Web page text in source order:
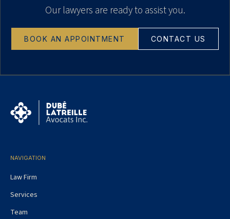
Our lawyers are ready to assist you.
BOOK AN APPOINTMENT CONTACT US
NAVIGATION
Law Firm
Services
Team